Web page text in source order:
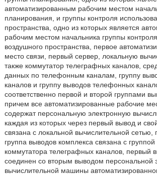
автоматизированным рабочим местом
планирования, и группы контроля
пространства, одно из которых является
рабочим местом начальника группы
воздушного пространства, первое
место связи, первый сервер, локальную
также коммутатор телеграфных каналов,
данных по телефонным каналам, группу
каналов и группу выводов телефонных
соответственно первой и второй группами
причем все автоматизированные рабочие
содержат персональную электронную
каждая из которых через первый вывод и
связана с локальной вычислительной сетью,
группа выводов комплекса связана с
коммутатора телеграфных каналов, первый
соединен со вторым выводом персональной
вычислительной машины